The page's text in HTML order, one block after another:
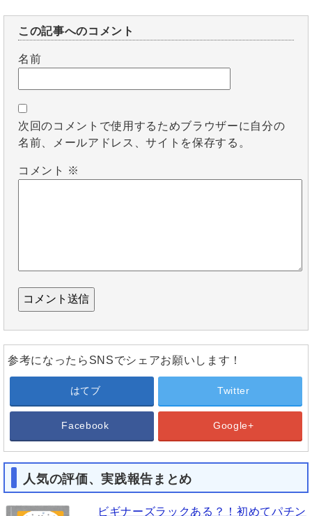
この記事へのコメント
名前
次回のコメントで使用するためブラウザーに自分の
名前、メールアドレス、サイトを保存する。
コメント ※
参考になったらSNSでシェアお願いします！
はてブ Twitter
Facebook Google+
人気の評価、実践報告まとめ
ビギナーズラックある？！初めてパチン